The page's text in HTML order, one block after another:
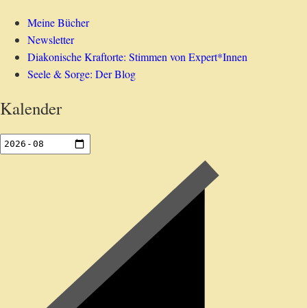
Meine Bücher
Newsletter
Diakonische Kraftorte: Stimmen von Expert*Innen
Seele & Sorge: Der Blog
Kalender